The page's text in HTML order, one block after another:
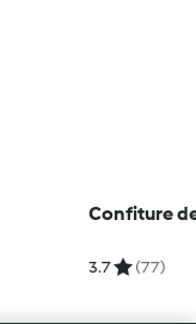
Confiture
3.7 (77)